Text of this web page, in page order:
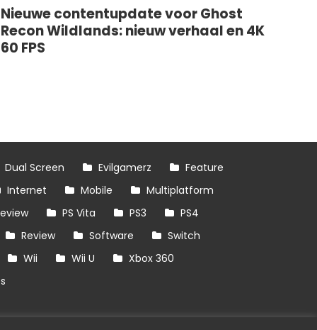
Nieuwe contentupdate voor Ghost
Recon Wildlands: nieuw verhaal en 4K
60 FPS
Dual Screen Evilgamerz
Feature
Internet Mobile
Multiplatform
PS Vita PS3
PS4
Review Software
Switch
Wii Wii U
Xbox 360